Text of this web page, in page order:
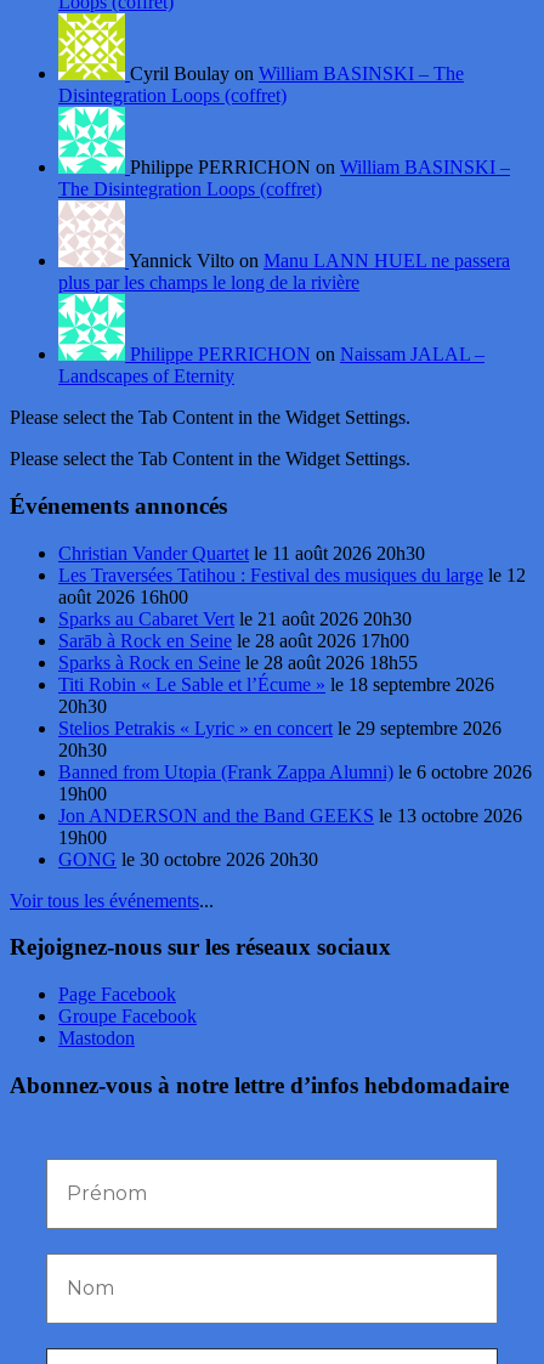
Cyril Boulay on William BASINSKI – The
Disintegration Loops (coffret)
Philippe PERRICHON on William BASINSKI –
The Disintegration Loops (coffret)
Yannick Vilto on Manu LANN HUEL ne passera
plus par les champs le long de la rivière
Philippe PERRICHON on Naissam JALAL –
Landscapes of Eternity
Please select the Tab Content in the Widget Settings.
Please select the Tab Content in the Widget Settings.
Événements annoncés
Christian Vander Quartet le 11 août 2026 20h30
Les Traversées Tatihou : Festival des musiques du large le 12
août 2026 16h00
Sparks au Cabaret Vert le 21 août 2026 20h30
Sarāb à Rock en Seine le 28 août 2026 17h00
Sparks à Rock en Seine le 28 août 2026 18h55
Titi Robin « Le Sable et l’Écume » le 18 septembre 2026
20h30
Stelios Petrakis « Lyric » en concert le 29 septembre 2026
20h30
Banned from Utopia (Frank Zappa Alumni) le 6 octobre 2026
19h00
Jon ANDERSON and the Band GEEKS le 13 octobre 2026
19h00
GONG le 30 octobre 2026 20h30
Voir tous les événements...
Rejoignez-nous sur les réseaux sociaux
Page Facebook
Groupe Facebook
Mastodon
Abonnez-vous à notre lettre d’infos hebdomadaire